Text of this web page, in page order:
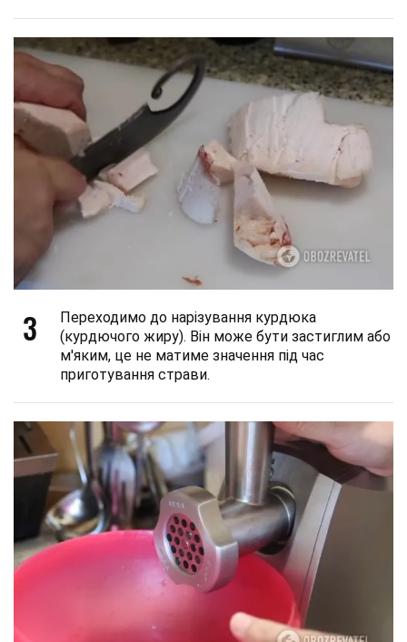
3
Переходимо до нарізування курдюка
(курдючого жиру). Він може бути застиглим або
м'яким, це не матиме значення під час
приготування страви.